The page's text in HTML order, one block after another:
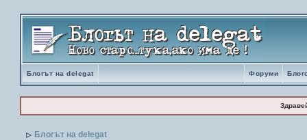
Блогът на delegat Форуми
Блогът на delegat